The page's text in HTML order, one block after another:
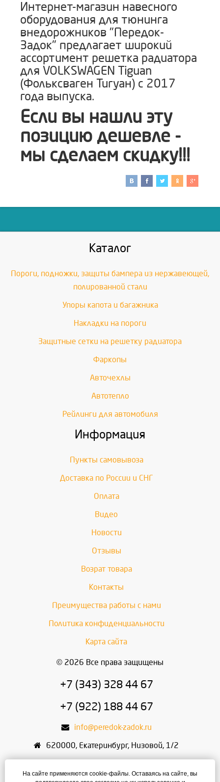
Интернет-магазин навесного
оборудования для тюнинга
внедорожников "Передок-
Задок" предлагает широкий
ассортимент решетка радиатора
для VOLKSWAGEN Tiguan
(Фольксваген Тигуан) с 2017
года выпуска.
Если вы нашли эту
позицию дешевле -
мы сделаем скидку!!!
Каталог
Пороги, подножки, защиты бампера из нержавеющей,
полированной стали
Упоры капота и багажника
Накладки на пороги
Защитные сетки на решетку радиатора
Фаркопы
Авточехлы
Автотепло
Рейлинги для автомобиля
Информация
Пункты самовывоза
Доставка по России и СНГ
Оплата
Видео
Новости
Отзывы
Возрат товара
Контакты
Преимущества работы с нами
Политика конфиденциальности
Карта сайта
© 2026 Все права защищены
+7 (343) 328 44 67
+7 (922) 188 44 67
info@peredok-zadok.ru
620000, Екатеринбург, Низовой, 1/2
На сайте применяются cookie-файлы. Оставаясь на сайте, вы